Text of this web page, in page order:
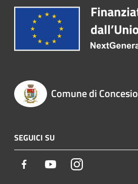
Comune di Concesio
SEGUICI SU
Facebook YoutubeInstagram